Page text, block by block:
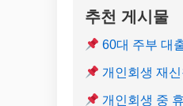
추천 게시물
60대 주부 대
개인회생 재
개인회생 중